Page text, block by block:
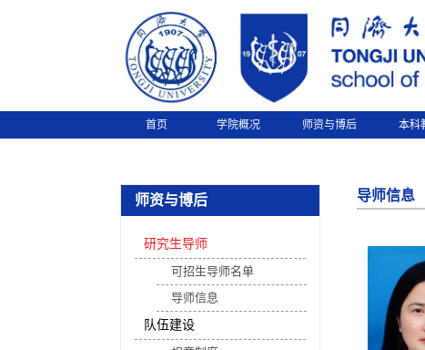
首页 学院概况 师资与博后 本科
师资与博后
研究生导师
可招生导师名单
导师信息
队伍建设
导师信息